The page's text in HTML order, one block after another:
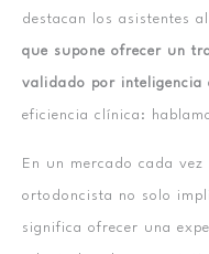
destacan los asistentes
que supone ofrecer un
validado por inteligencia
eficiencia clínica:
En un mercado cada
ortodoncista no solo
significa ofrecer una